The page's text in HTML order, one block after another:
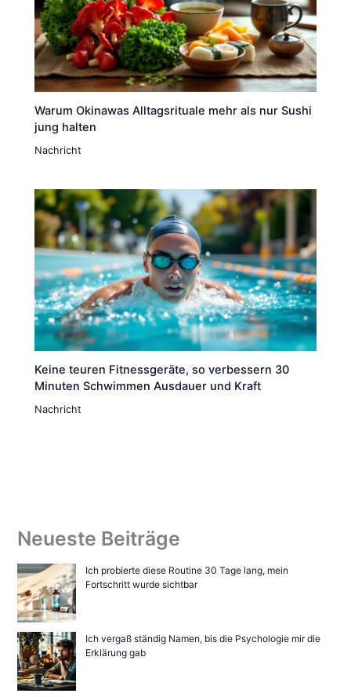
Warum Okinawas Alltagsrituale mehr als nur Sushi
jung halten
Nachricht
Keine teuren Fitnessgeräte, so verbessern 30
Minuten Schwimmen Ausdauer und Kraft
Nachricht
Neueste Beiträge
Ich probierte diese Routine 30 Tage lang, mein
Fortschritt wurde sichtbar
Ich vergaß ständig Namen, bis die Psychologie mir die
Erklärung gab